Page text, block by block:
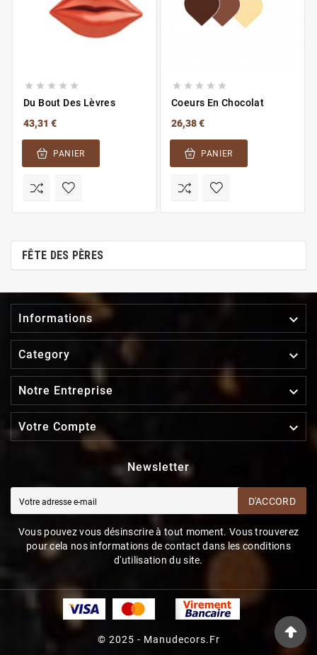
    
Du Bout Des Lèvres
43,31 €
PANIER
    
Coeurs En Chocolat
26,38 €
PANIER
FÊTE DES PÈRES
Informations 
Category 
Notre Entreprise 
Votre Compte 
Newsletter
D'ACCORD
Vous pouvez vous désinscrire à tout moment. Vous trouverez
pour cela nos informations de contact dans les conditions
d'utilisation du site.
© 2025 - Manudecors.fr